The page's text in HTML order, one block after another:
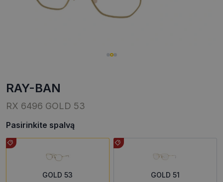
RAY-BAN
RX 6496 GOLD 53
Pasirinkite spalvą
GOLD 53 GOLD 51